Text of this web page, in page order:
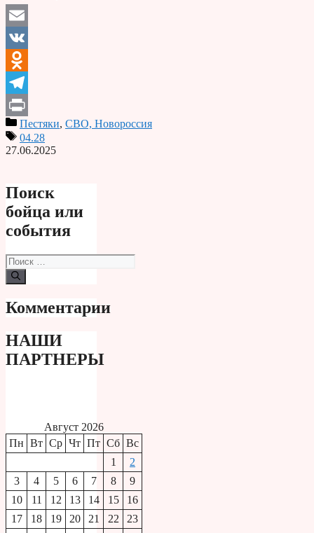
Email
VK
Odnoklassniki
Telegram
PrintПестяки, СВО, Новороссия
04.28
27.06.2025
Поиск
бойца или
события
Поиск:
Комментарии
НАШИ
ПАРТНЕРЫ
Август 2026
Пн Вт Ср Чт Пт Сб Вс
1
2
3
4 5 6 7 8
9
10
11 12 13 14 15
16
17
18 19 20 21 22
23